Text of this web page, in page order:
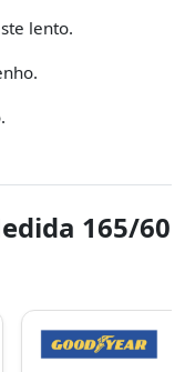
lento.
165/60